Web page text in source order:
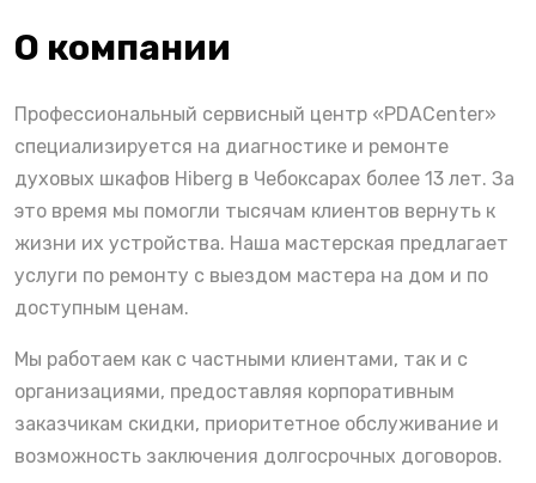
О компании
Профессиональный сервисный центр «PDACenter»
специализируется на диагностике и ремонте
духовых шкафов Hiberg в Чебоксарах более 13 лет. За
это время мы помогли тысячам клиентов вернуть к
жизни их устройства. Наша мастерская предлагает
услуги по ремонту с выездом мастера на дом и по
доступным ценам.
Мы работаем как с частными клиентами, так и с
организациями, предоставляя корпоративным
заказчикам скидки, приоритетное обслуживание и
возможность заключения долгосрочных договоров.